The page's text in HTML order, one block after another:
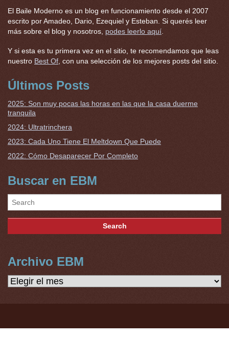
El Baile Moderno es un blog en funcionamiento desde el 2007
escrito por Amadeo, Dario, Ezequiel y Esteban. Si querés leer
más sobre el blog y nosotros, podes leerlo aquí
Y si esta es tu primera vez en el sitio, te recomendamos que leas
nuestro Best Of , con una selección de los mejores posts del sitio.
Últimos Posts
2025: Son muy pocas las horas en las que la casa duerme
tranquila
2024: Ultratrinchera
2023: Cada Uno Tiene El Meltdown Que Puede
2022: Cómo Desaparecer Por Completo
Buscar en EBM
Archivo EBM
Archivo
EBM